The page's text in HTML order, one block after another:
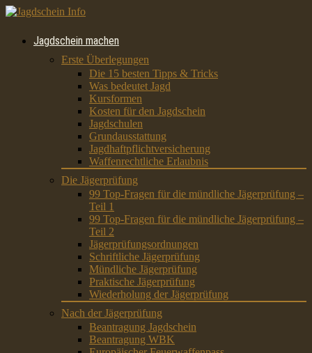
Jagdschein machen
Erste Überlegungen
Die 15 besten Tipps & Tricks
Was bedeutet Jagd
Kursformen
Kosten für den Jagdschein
Jagdschulen
Grundausstattung
Jagdhaftpflichtversicherung
Waffenrechtliche Erlaubnis
Die Jägerprüfung
99 Top-Fragen für die mündliche Jägerprüfung –
Teil 1
99 Top-Fragen für die mündliche Jägerprüfung –
Teil 2
Jägerprüfungsordnungen
Schriftliche Jägerprüfung
Mündliche Jägerprüfung
Praktische Jägerprüfung
Wiederholung der Jägerprüfung
Nach der Jägerprüfung
Beantragung Jagdschein
Beantragung WBK